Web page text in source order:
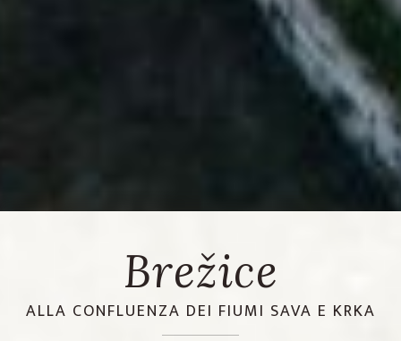
Brežice
ALLA CONFLUENZA DEI FIUMI SAVA E KRKA